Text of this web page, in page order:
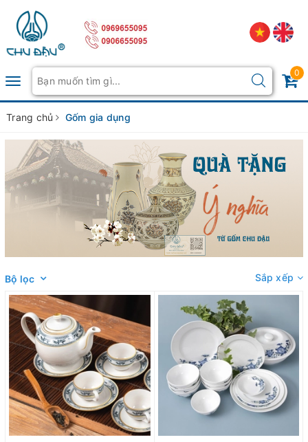
Toggle
navigation
0
Trang chủ Gốm gia dụng
Bộ lọc Sắp xếp